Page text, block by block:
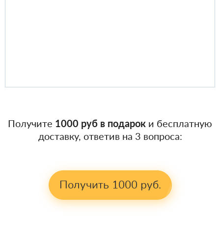
Получите 1000 руб в подарок и бесплатную
доставку, ответив на 3 вопроса:
Получить 1000 руб.